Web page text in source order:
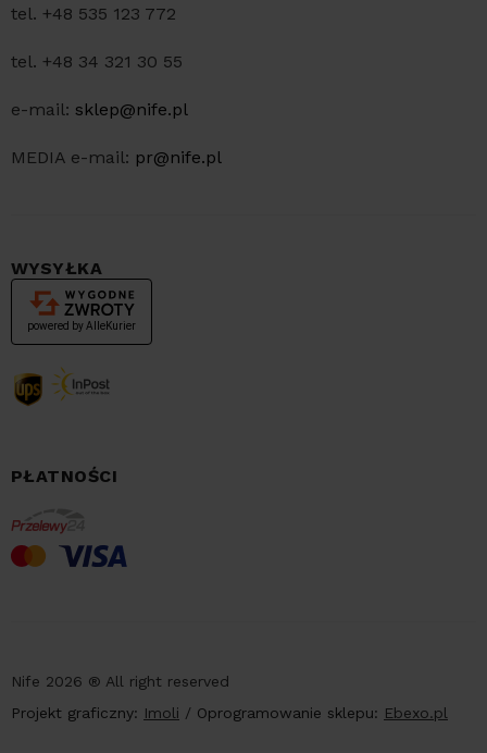
tel. +48 535 123 772
tel. +48 34 321 30 55
e-mail: sklep@nife.pl
MEDIA e-mail: pr@nife.pl
WYSYŁKA
PŁATNOŚCI
Nife 2026 ® All right reserved
Projekt graficzny: Imoli / Oprogramowanie sklepu: Ebexo.pl